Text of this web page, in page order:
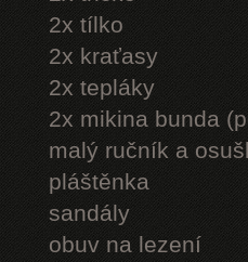
2x tílko
2x kraťasy
2x tepláky
2x mikina bunda
malý ručník a
pláštěnka
sandály
obuv na lezení